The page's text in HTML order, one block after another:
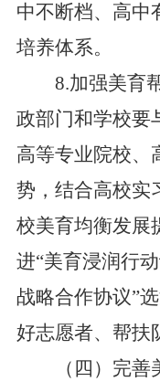
中不断档、高中
培养体系。
8.加强美育帮
政部门和学校要
高等专业院校、
势，结合高校实
校美育均衡发展
进“美育浸润行
战略合作协议”
好志愿者、帮扶
（四）完善美